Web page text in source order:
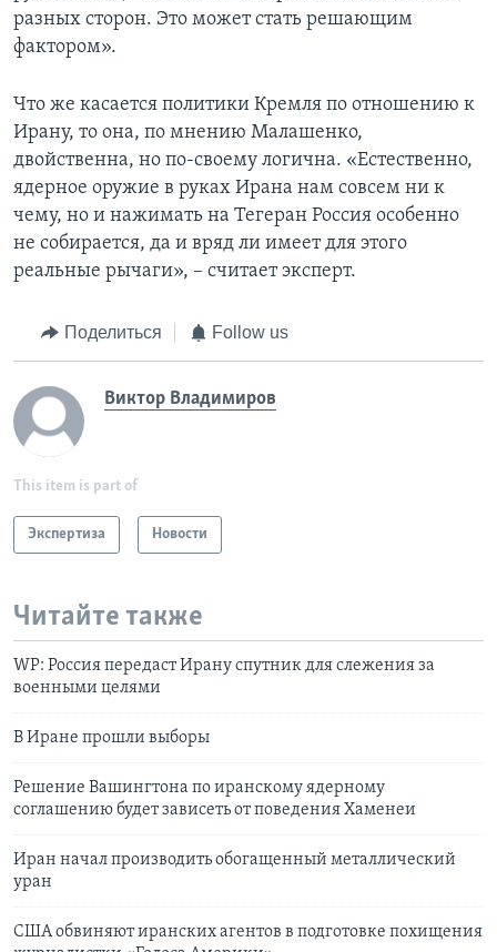
разных сторон. Это может стать решающим
фактором».
Что же касается политики Кремля по отношению к
Ирану, то она, по мнению Малашенко,
двойственна, но по-своему логична. «Естественно,
ядерное оружие в руках Ирана нам совсем ни к
чему, но и нажимать на Тегеран Россия особенно
не собирается, да и вряд ли имеет для этого
реальные рычаги», – считает эксперт.
Поделиться Follow us
Виктор Владимиров
This item is part of
Экспертиза Новости
Читайте также
WP: Россия передаст Ирану спутник для слежения за
военными целями
В Иране прошли выборы
Решение Вашингтона по иранскому ядерному
соглашению будет зависеть от поведения Хаменеи
Иран начал производить обогащенный металлический
уран
США обвиняют иранских агентов в подготовке похищения